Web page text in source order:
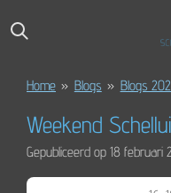
direct
Home » Blogs » Blogs
Weekend
Gepubliceerd op 18